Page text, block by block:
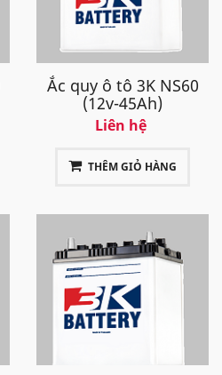
Ắc quy ô tô 3K NS60
(12v-45Ah)
Liên hệ
THÊM GIỎ HÀNG